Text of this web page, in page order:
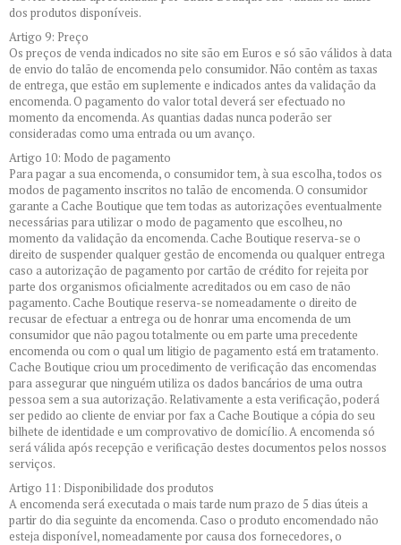
dos produtos disponíveis.
Artigo 9: Preço
Os preços de venda indicados no site são em Euros e só são válidos à data
de envio do talão de encomenda pelo consumidor. Não contêm as taxas
de entrega, que estão em suplemente e indicados antes da validação da
encomenda. O pagamento do valor total deverá ser efectuado no
momento da encomenda. As quantias dadas nunca poderão ser
consideradas como uma entrada ou um avanço.
Artigo 10: Modo de pagamento
Para pagar a sua encomenda, o consumidor tem, à sua escolha, todos os
modos de pagamento inscritos no talão de encomenda. O consumidor
garante a Cache Boutique que tem todas as autorizações eventualmente
necessárias para utilizar o modo de pagamento que escolheu, no
momento da validação da encomenda. Cache Boutique reserva-se o
direito de suspender qualquer gestão de encomenda ou qualquer entrega
caso a autorização de pagamento por cartão de crédito for rejeita por
parte dos organismos oficialmente acreditados ou em caso de não
pagamento. Cache Boutique reserva-se nomeadamente o direito de
recusar de efectuar a entrega ou de honrar uma encomenda de um
consumidor que não pagou totalmente ou em parte uma precedente
encomenda ou com o qual um litigio de pagamento está em tratamento.
Cache Boutique criou um procedimento de verificação das encomendas
para assegurar que ninguém utiliza os dados bancários de uma outra
pessoa sem a sua autorização. Relativamente a esta verificação, poderá
ser pedido ao cliente de enviar por fax a Cache Boutique a cópia do seu
bilhete de identidade e um comprovativo de domicílio. A encomenda só
será válida após recepção e verificação destes documentos pelos nossos
serviços.
Artigo 11: Disponibilidade dos produtos
A encomenda será executada o mais tarde num prazo de 5 dias úteis a
partir do dia seguinte da encomenda. Caso o produto encomendado não
esteja disponível, nomeadamente por causa dos fornecedores, o